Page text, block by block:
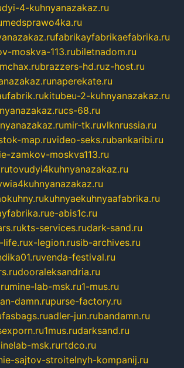
4-kuhnyanazakaz.ru
medsprawo4ka.ru
fabrikayfabrikaefabrika.ru
moskva-113.rubiletnadom.ru
brazzers-hd.ruz-host.ru
naperekate.ru
kitubeu-2-kuhnyanazakaz.ru
cs-68.ru
mir-tk.ruvlknrussia.ru
map.ruvideo-seks.rubankaribi.ru
zamkov-moskva113.ru
tovudyi4kuhnyanazakaz.ru
kuhnyaekuhnyaafabrika.ru
e-abis1c.ru
kts-services.rudark-sand.ru
life.rux-legion.rusib-archives.ru
venda-festival.ru
dooraleksandria.ru
mine-lab-msk.ru1-mus.ru
damn.rupurse-factory.ru
fasbags.ruadler-jun.rubandamn.ru
1mus.rudarksand.ru
msk.rurtdco.ru
sajtov-stroitelnyh-kompanij.ru